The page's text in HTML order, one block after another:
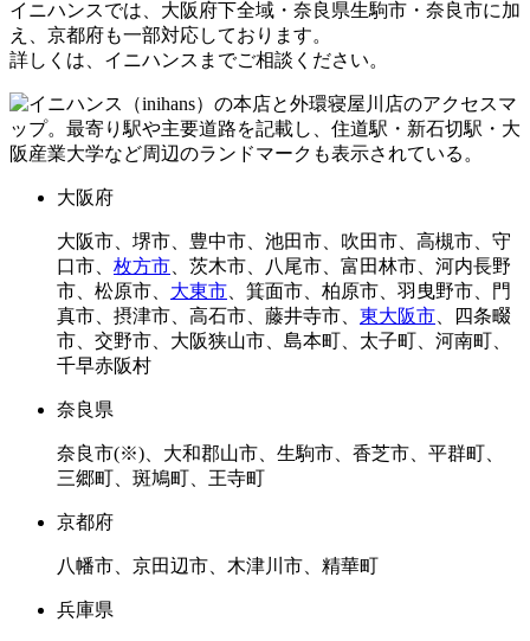
イニハンスでは、大阪府下全域・奈良県生駒市・奈良市に加
え、京都府も一部対応しております。
詳しくは、イニハンスまでご相談ください。
大阪府
大阪市、堺市、豊中市、池田市、吹田市、高槻市、守
口市、 枚方市 、茨木市、八尾市、富田林市、河内長野
市、松原市、 大東市 、箕面市、柏原市、羽曳野市、門
真市、摂津市、高石市、藤井寺市、 東大阪市 、四条畷
市、交野市、大阪狭山市、島本町、太子町、河南町、
千早赤阪村
奈良県
奈良市(※)、大和郡山市、生駒市、香芝市、平群町、
三郷町、斑鳩町、王寺町
京都府
八幡市、京田辺市、木津川市、精華町
兵庫県